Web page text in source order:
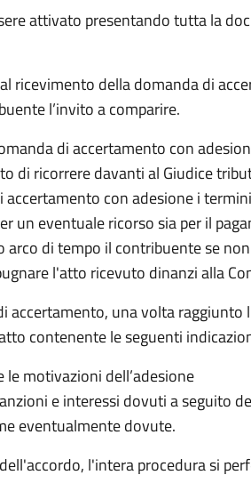
attivato presentando tutta la
ricevimento della domanda di
l’invito a comparire.
di accertamento con
di ricorrere davanti al Giudice
accertamento con adesione i
un eventuale ricorso sia per il
arco di tempo il contribuente se
l'atto ricevuto dinanzi alla
accertamento, una volta raggiunto
contenente le seguenti
le motivazioni dell’adesione
e interessi dovuti a seguito
eventualmente dovute.
l'intera procedura si